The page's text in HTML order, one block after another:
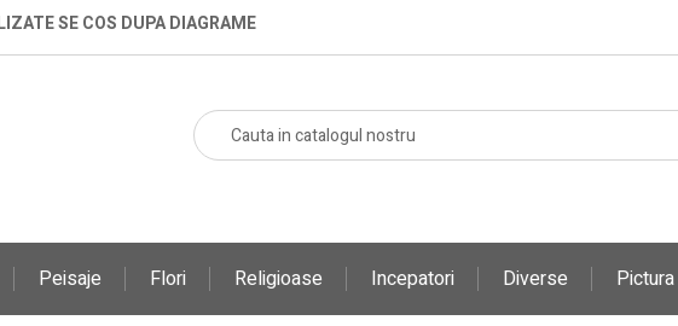
SE COS DUPA DIAGRAME
Peisaje Flori Religioase Incepatori Diverse